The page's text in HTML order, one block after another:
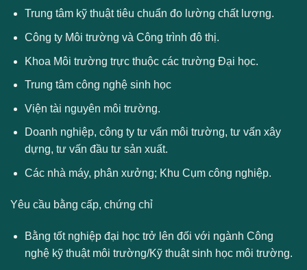
Trung tâm kỹ thuật tiêu chuẩn đo lường chất lượng.
Công ty Môi trường và Công trình đô thị.
Khoa Môi trường trực thuộc các trường Đại học.
Trung tâm công nghệ sinh học
Viện tài nguyên môi trường.
Doanh nghiệp, công ty tư vấn môi trường, tư vấn xây
dựng, tư vấn đầu tư sản xuất.
Các nhà máy, phân xưởng; Khu Cụm công nghiệp.
Yêu cầu bằng cấp, chứng chỉ
Bằng tốt nghiệp đại học trở lên đối với ngành Công
nghệ kỹ thuật môi trường/Kỹ thuật sinh học môi trường.